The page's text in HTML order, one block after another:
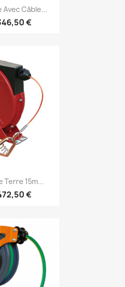
rapide
Avec Câble...
€
rapide
Terre 15m...
€